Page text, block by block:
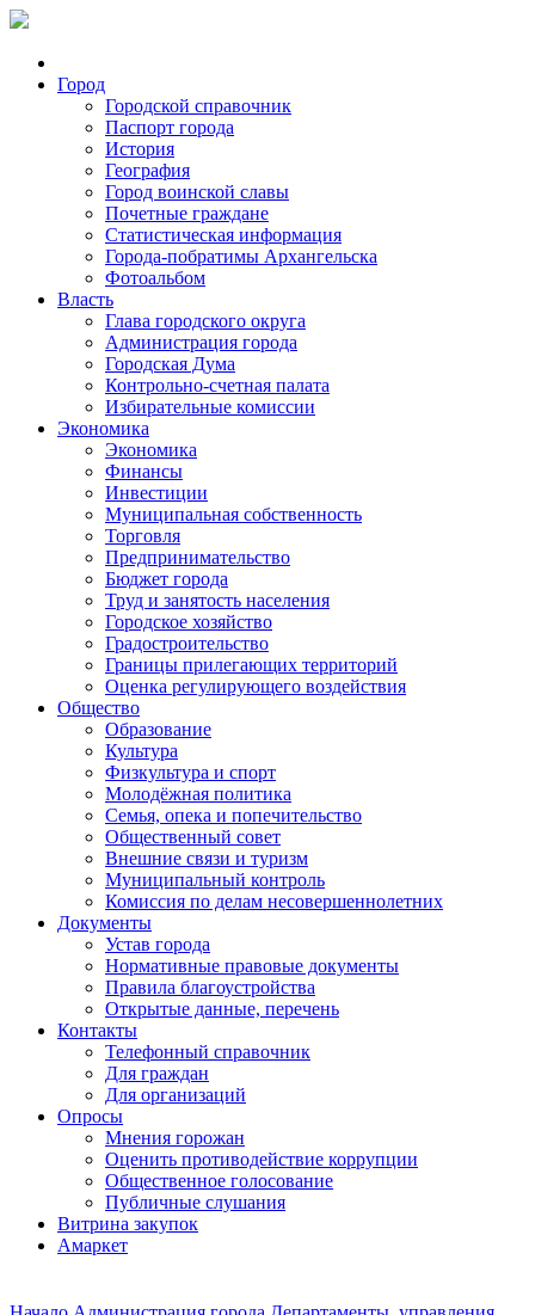
Город
Городской справочник
Паспорт города
История
География
Город воинской славы
Почетные граждане
Статистическая информация
Города-побратимы Архангельска
Фотоальбом
Власть
Глава городского округа
Администрация города
Городская Дума
Контрольно-счетная палата
Избирательные комиссии
Экономика
Экономика
Финансы
Инвестиции
Муниципальная собственность
Торговля
Предпринимательство
Бюджет города
Труд и занятость населения
Городское хозяйство
Градостроительство
Границы прилегающих территорий
Оценка регулирующего воздействия
Общество
Образование
Культура
Физкультура и спорт
Молодёжная политика
Семья, опека и попечительство
Общественный совет
Внешние связи и туризм
Муниципальный контроль
Комиссия по делам несовершеннолетних
Документы
Устав города
Нормативные правовые документы
Правила благоустройства
Открытые данные, перечень
Контакты
Телефонный справочник
Для граждан
Для организаций
Опросы
Мнения горожан
Оценить противодействие коррупции
Общественное голосование
Публичные слушания
Витрина закупок
Амаркет